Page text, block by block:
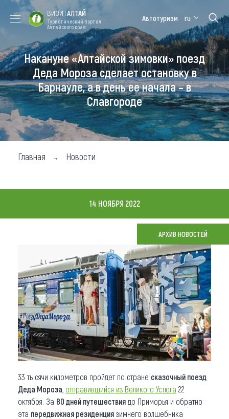
Форум VISIT
ALTAI
Цветение
маральника
Медицинский
форум
Алтайская
зимовка
Туры
Где побывать
Чем заняться
Где остановиться
Что привезти (сувениры)
О регионе
Коллекция впечатлений
Другие рубрики
ВИЗИТАЛТАЙ
Туристический портал
Алтайского края
Автотуризм ru
Накануне «Алтайской зимовки» поезд
Деда Мороза сделает остановку в
Барнауле, а в день ее начала – в
Славгороде
Главная Новости
14 НОЯБРЯ 2022
АРХИВ НОВОСТЕЙ
33 тысячи километров пройдет по стране сказочный поезд
Деда Мороза отправившийся из Великого Устюга 22
октября. За 80 дней путешествия до Приморья и обратно
эта передвижная резиденция зимнего волшебника